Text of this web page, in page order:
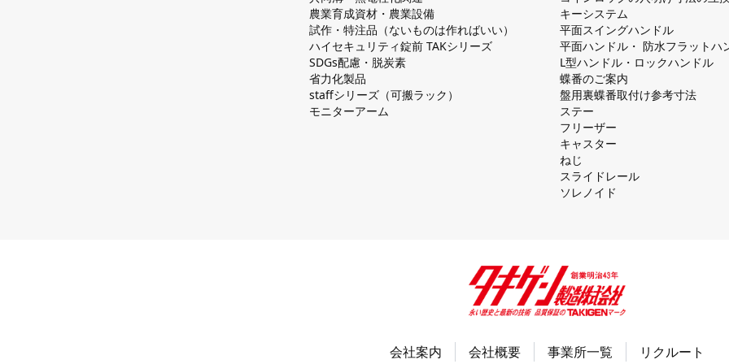
農業育成資材・農業設備
試作・特注品（ないものは作ればいい）
ハイセキュリティ錠前 TAKシリーズ
SDGs配慮・脱炭素
省力化製品
staffシリーズ（可搬ラック）
モニターアーム
キーシステム
平⾯スイングハンドル
平⾯ハンドル・ 防⽔フラットハ
L型ハンドル・ロックハンドル
蝶番のご案内
盤⽤裏蝶番取付け参考⼨法
ステー
フリーザー
キャスター
ねじ
スライドレール
ソレノイド
会社案内 会社概要 事業所一覧 リクルート